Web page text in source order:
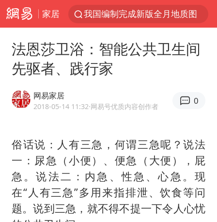
家居
我国编制完成新版全月地质图
看守所辅警收受10万获刑1年
台风白海豚进入48小时警戒线
24小时不关空调 电费会更低吗
村民谈“梅姨”：叫的其实是“媒姨”
中国养老床位“三连降”
五粮液渠道价一箱上涨近百元
法国下周开始禁止未经同意的电话营销
贵州轮胎子公司获美国退税8136万
法恩莎卫浴：智能公共卫生间
先驱者、践行家
网易家居
2018-05-14 11:32·网易号优质内容创作者
0
俗话说：人有三急，何谓三急呢？说法
一：尿急（小便）、便急（大便），屁
急。说法二：内急、性急、心急。现
在“人有三急”多用来指排泄、饮食等问
题。说到三急，就不得不提一下令人心忧